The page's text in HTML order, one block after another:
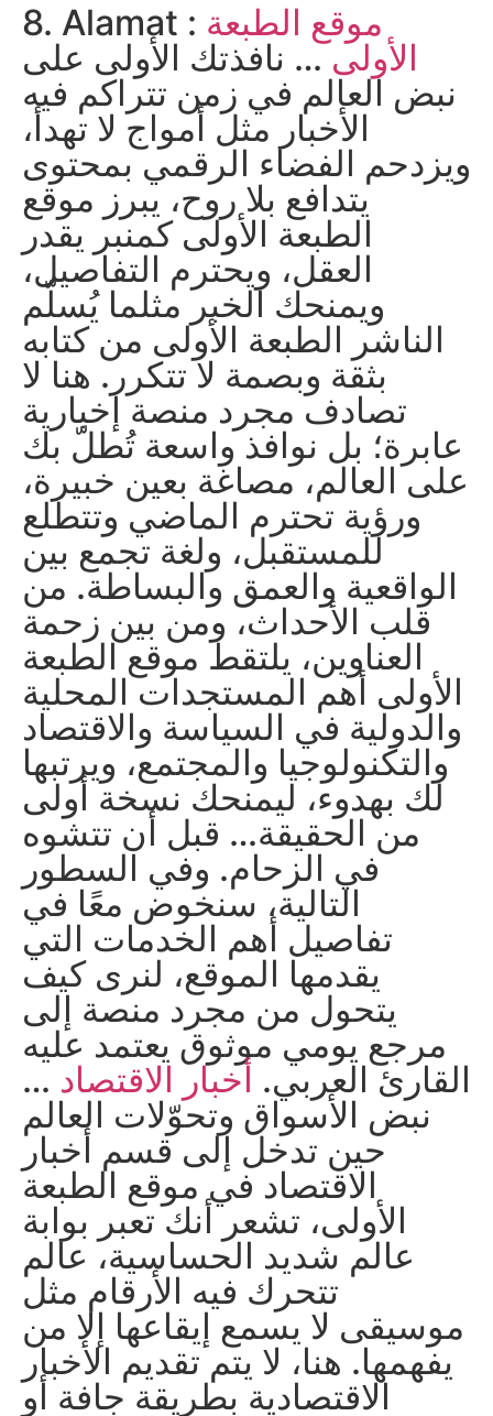
8. Alamat : موقع الطبعة
الأولى… نافذتك الأولى على
نبض العالم في زمن تتراكم فيه
الأخبار مثل أمواج لا تهدأ،
ويزدحم الفضاء الرقمي بمحتوى
يتدافع بلا روح، يبرز موقع
الطبعة الأولى كمنبر يقدر
العقل، ويحترم التفاصيل،
ويمنحك الخبر مثلما يُسلّم
الناشر الطبعة الأولى من كتابه
بثقة وبصمة لا تتكرر. هنا لا
تصادف مجرد منصة إخبارية
عابرة؛ بل نوافذ واسعة تُطلّ بك
على العالم، مصاغة بعين خبيرة،
ورؤية تحترم الماضي وتتطلع
للمستقبل، ولغة تجمع بين
الواقعية والعمق والبساطة. من
قلب الأحداث، ومن بين زحمة
العناوين، يلتقط موقع الطبعة
الأولى أهم المستجدات المحلية
والدولية في السياسة والاقتصاد
والتكنولوجيا والمجتمع، ويرتبها
لك بهدوء، ليمنحك نسخة أولى
من الحقيقة… قبل أن تتشوه
في الزحام. وفي السطور
التالية، سنخوض معًا في
تفاصيل أهم الخدمات التي
يقدمها الموقع، لنرى كيف
يتحول من مجرد منصة إلى
مرجع يومي موثوق يعتمد عليه
القارئ العربي. أخبار الاقتصاد …
نبض الأسواق وتحوّلات العالم
حين تدخل إلى قسم أخبار
الاقتصاد في موقع الطبعة
الأولى، تشعر أنك تعبر بوابة
عالم شديد الحساسية، عالم
تتحرك فيه الأرقام مثل
موسيقى لا يسمع إيقاعها إلا من
يفهمها. هنا، لا يتم تقديم الأخبار
الاقتصادية بطريقة جافة أو